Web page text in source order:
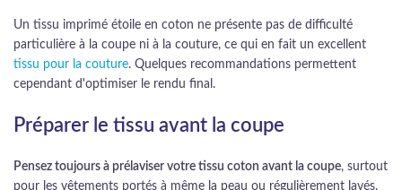
Un tissu imprimé étoile en coton ne présente pas de difficulté
particulière à la coupe ni à la couture, ce qui en fait un excellent
tissu pour la couture. Quelques recommandations permettent
cependant d'optimiser le rendu final.
Préparer le tissu avant la coupe
Pensez toujours à prélaviser votre tissu coton avant la coupe, surtout
pour les vêtements portés à même la peau ou régulièrement lavés.